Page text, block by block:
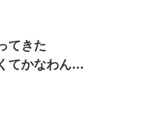
てきた
てかなわん…